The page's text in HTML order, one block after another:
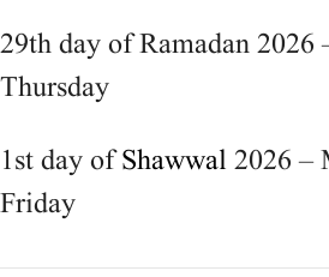
29th day of Ramadan
Thursday
1st day ofShawwal2026 –
Friday